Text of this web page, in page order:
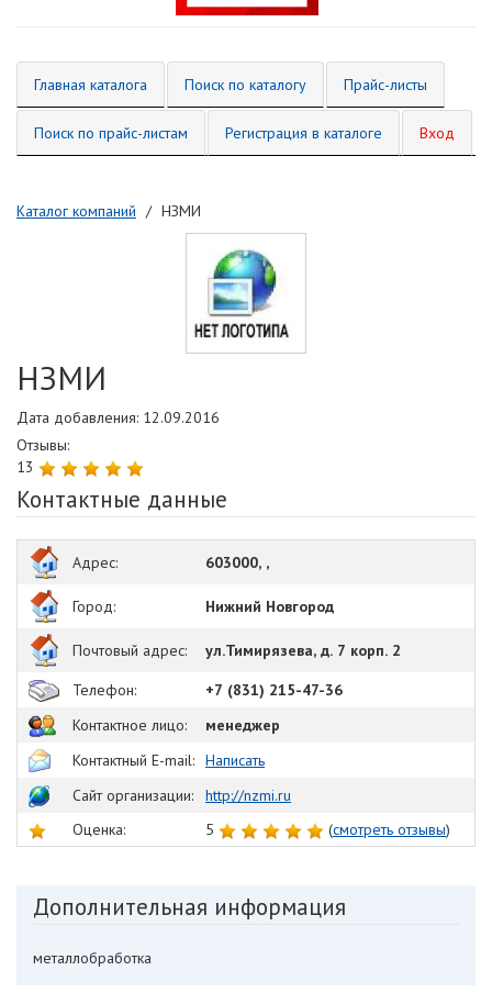
Главная каталога Поиск по каталогу Прайс-листы
Поиск по прайс-листам Регистрация в каталоге Вход
Каталог компаний НЗМИ
НЗМИ
Дата добавления: 12.09.2016
Отзывы:
13
Контактные данные
Адрес: 603000, ,
Город: Нижний Новгород
Почтовый адрес:
ул.Тимирязева, д. 7 корп. 2
Телефон:
+7 (831) 215-47-36
Контактное лицо:
менеджер
Контактный E-mail: Написать
Сайт организации:
http://nzmi.ru
Оценка:
5 (смотреть отзывы)
Дополнительная информация
металлобработка